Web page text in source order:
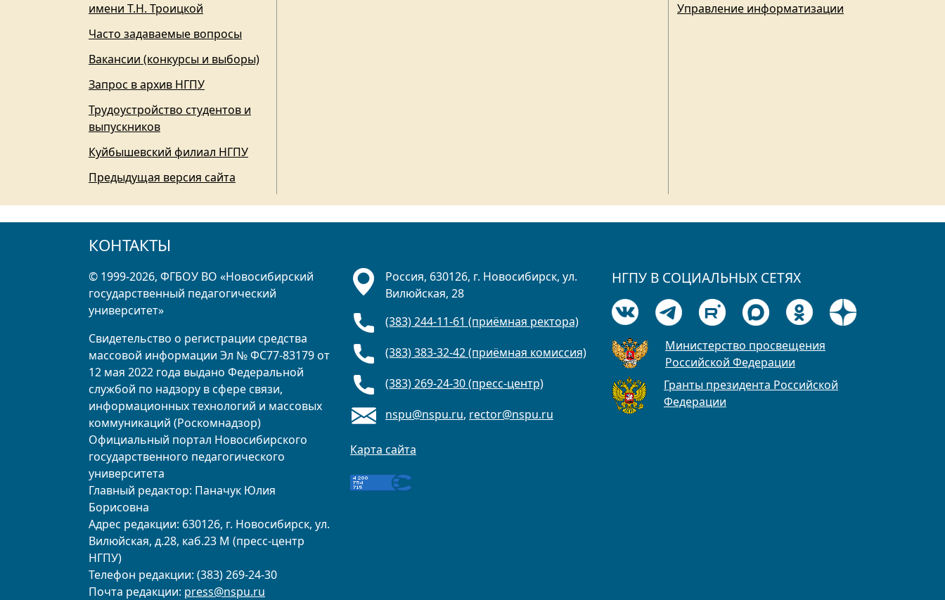
имени Т.Н. Троицкой
Часто задаваемые вопросы
Вакансии (конкурсы и выборы)
Запрос в архив НГПУ
Трудоустройство студентов и
выпускников
Куйбышевский филиал НГПУ
Предыдущая версия сайта
Управление информатизации
КОНТАКТЫ
© 1999-2026, ФГБОУ ВО «Новосибирский
государственный педагогический
университет»
Свидетельство о регистрации средства
массовой информации Эл № ФС77-83179 от
12 мая 2022 года выдано Федеральной
службой по надзору в сфере связи,
информационных технологий и массовых
коммуникаций (Роскомнадзор)
Официальный портал Новосибирского
государственного педагогического
университета
Главный редактор: Паначук Юлия
Борисовна
Адрес редакции: 630126, г. Новосибирск, ул.
Вилюйская, д.28, каб.23 М (пресс-центр
НГПУ)
Телефон редакции: (383) 269-24-30
Почта редакции: press@nspu.ru
Россия, 630126, г. Новосибирск, ул.
Вилюйская, 28
(383) 244-11-61 (приёмная ректора)
(383) 383-32-42 (приёмная комиссия)
(383) 269-24-30 (пресс-центр)
nspu@nspu.ru, rector@nspu.ru
Карта сайта
НГПУ В СОЦИАЛЬНЫХ СЕТЯХ
Министерство просвещения
Российской Федерации
Гранты президента Российской
Федерации